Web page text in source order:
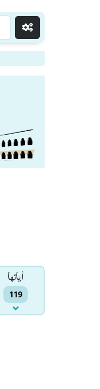
اٰياتها
119